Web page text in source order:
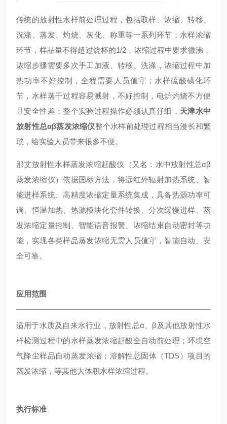
传统的放射性水样前处理过程，包括取样、浓缩、转移、
洗涤、蒸发、灼烧、灰化、称重等一系列环节；水样浓缩
环节，样品量不得超过烧杯的1/2，浓缩过程中要求微沸，
浓缩步骤需要多次手工加液、转移、洗涤，浓缩过程中加
热功率不好控制，全程需要人员值守；水样硫酸磺化环
节，水样蒸干过程容易溅射，不好控制，电炉灼烧不方便
且安全性差；整个实验过程操作必须认真仔细， 天津水中
放射性总αβ蒸发浓缩仪整个水样前处理过程相当漫长和繁
琐，给实验人员带来很多不便。
那艾放射性水样蒸发浓缩赶酸仪（又名：水中放射性总αβ
蒸发浓缩仪）依据国标方法，将远红外辐射加热系统、智
能进样系统、高精度浓缩定量系统集成，具备热源功率可
调、恒温加热、热源模块化套件转换、分次缓慢进样、蒸
发浓缩定量控制、智能语音报警、浓缩结束自动密封等功
能，实现各类样品蒸发浓缩无需人员值守，智能自动、安
全可靠。
应用范围
适用于水质及自来水行业，放射性总α、β及其他放射性水
样检测过程中的水样蒸发浓缩赶酸全自动前处理；环境空
气降尘样品自动蒸发浓缩；溶解性总固体（TDS）项目的
蒸发浓缩，等其他大体积水样浓缩过程。
执行标准